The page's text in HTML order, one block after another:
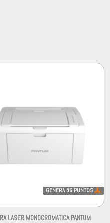
GENERA56 PUNTOS
LASER MONOCROMATICA PANTUM